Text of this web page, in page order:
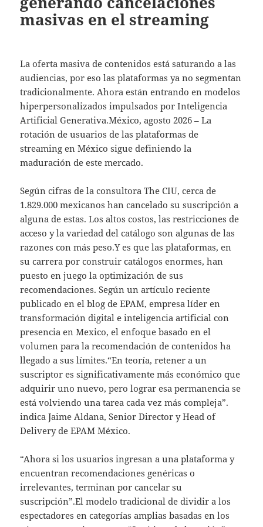
masivas en el streaming
La oferta masiva de contenidos está saturando a las
audiencias, por eso las plataformas ya no segmentan
tradicionalmente. Ahora están entrando en modelos
hiperpersonalizados impulsados por Inteligencia
Artificial Generativa.México, agosto 2026 – La
rotación de usuarios de las plataformas de
streaming en México sigue definiendo la
maduración de este mercado.
Según cifras de la consultora The CIU, cerca de
1.829.000 mexicanos han cancelado su suscripción a
alguna de estas. Los altos costos, las restricciones de
acceso y la variedad del catálogo son algunas de las
razones con más peso.Y es que las plataformas, en
su carrera por construir catálogos enormes, han
puesto en juego la optimización de sus
recomendaciones. Según un artículo reciente
publicado en el blog de EPAM, empresa líder en
transformación digital e inteligencia artificial con
presencia en Mexico, el enfoque basado en el
volumen para la recomendación de contenidos ha
llegado a sus límites.“En teoría, retener a un
suscriptor es significativamente más económico que
adquirir uno nuevo, pero lograr esa permanencia se
está volviendo una tarea cada vez más compleja”.
indica Jaime Aldana, Senior Director y Head of
Delivery de EPAM México.
“Ahora si los usuarios ingresan a una plataforma y
encuentran recomendaciones genéricas o
irrelevantes, terminan por cancelar su
suscripción”.El modelo tradicional de dividir a los
espectadores en categorías amplias basadas en los